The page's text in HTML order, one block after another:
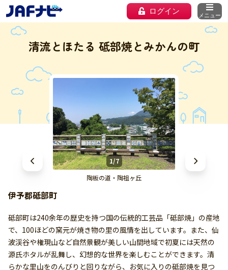
ログイン メニュー
清流とほたる 砥部焼とみかんの町
1/7
陶板の道・陶祖ヶ丘
伊予郡砥部町
砥部町は240余年の歴史を持つ国の伝統的工芸品「砥部焼」の産地
で、100ほどの窯元が焼き物の里の風情を出しています。また、仙
波渓谷や権現山など自然景観が美しい山間地域で初夏には天然の
源氏ホタルが乱舞し、幻想的な世界を楽しむことができます。清
らかな里山をのんびりと回りながら、お気に入りの砥部焼を見つ